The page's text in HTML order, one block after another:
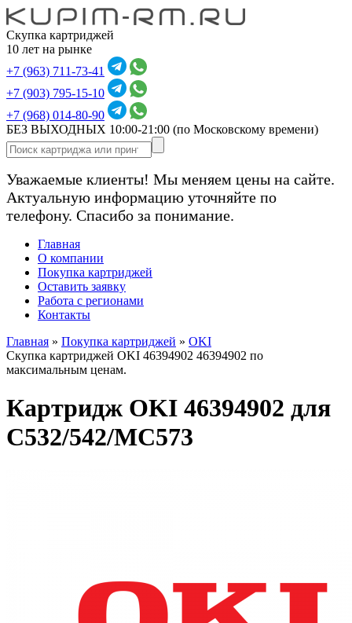
Скупка картриджей
10 лет на рынке
+7 (963) 711-73-41
+7 (903) 795-15-10
+7 (968) 014-80-90
БЕЗ ВЫХОДНЫХ 10:00-21:00 (по Московскому времени)
Уважаемые клиенты! Мы меняем цены на сайте.
Актуальную информацию уточняйте по
телефону. Спасибо за понимание.
Главная
О компании
Покупка картриджей
Оставить заявку
Работа с регионами
Контакты
Главная » Покупка картриджей » OKI
Скупка картриджей OKI 46394902 46394902 по
максимальным ценам.
Картридж OKI 46394902 для
C532/542/MC573